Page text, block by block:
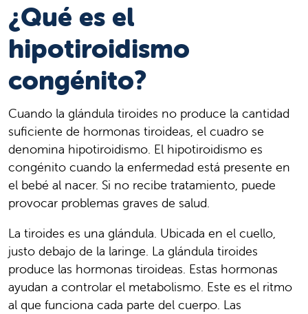
¿Qué es el
hipotiroidismo
congénito?
Cuando la glándula tiroides no produce la cantidad
suficiente de hormonas tiroideas, el cuadro se
denomina hipotiroidismo. El hipotiroidismo es
congénito cuando la enfermedad está presente en
el bebé al nacer. Si no recibe tratamiento, puede
provocar problemas graves de salud.
La tiroides es una glándula. Ubicada en el cuello,
justo debajo de la laringe. La glándula tiroides
produce las hormonas tiroideas. Estas hormonas
ayudan a controlar el metabolismo. Este es el ritmo
al que funciona cada parte del cuerpo. Las